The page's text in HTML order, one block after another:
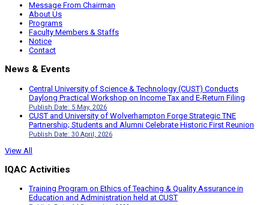
Message From Chairman
About Us
Programs
Faculty Members & Staffs
Notice
Contact
News & Events
Central University of Science & Technology (CUST) Conducts
Daylong Practical Workshop on Income Tax and E-Return Filing
Publish Date: 5 May, 2026
CUST and University of Wolverhampton Forge Strategic TNE
Partnership; Students and Alumni Celebrate Historic First Reunion
Publish Date: 30 April, 2026
View All
IQAC Activities
Training Program on Ethics of Teaching & Quality Assurance in
Education and Administration held at CUST